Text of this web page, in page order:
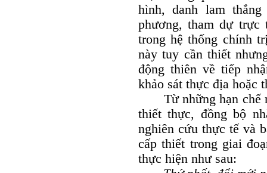
hình, danh lam
phương, tham dự trực
trong hệ thống chính
này tuy cần thiết
động thiên về tiếp
khảo sát thực địa hoặc
Từ những hạn chế
thiết thực, đồng bộ
nghiên cứu thực tế và
cấp thiết trong giai
thực hiện như sau: